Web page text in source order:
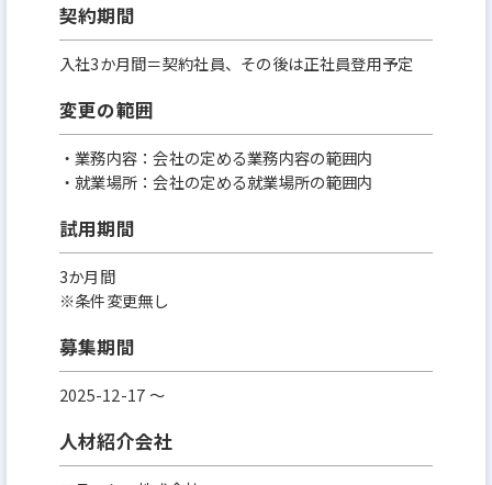
契約期間
入社3か月間＝契約社員、その後は正社員登用予定
変更の範囲
・業務内容：会社の定める業務内容の範囲内
・就業場所：会社の定める就業場所の範囲内
試用期間
3か月間
※条件変更無し
募集期間
2025-12-17 〜
人材紹介会社